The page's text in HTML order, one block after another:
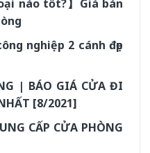
nào tốt?】Giá bán
nghiệp 2 cánh đẹp
| BÁO GIÁ CỬA ĐI
[8/2021]
CẤP CỬA PHÒNG